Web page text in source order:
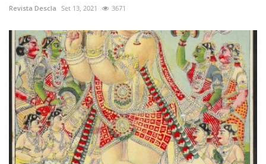
Revista Descla Set 13, 2021 3671